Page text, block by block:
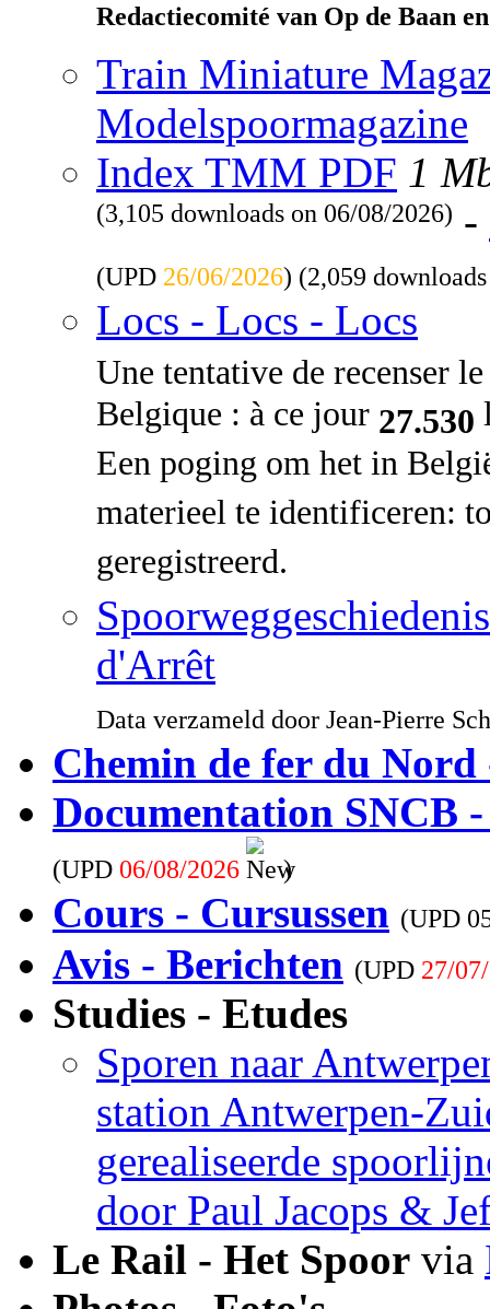
Redactiecomité van Op de Baan
Train Miniature
Modelspoormagazine
Index TMM PDF 1
(3,105 downloads on 06/08/2026) -
(UPD 26/06/2026) (2,059
Locs - Locs - Locs
Une tentative de recenser
Belgique : à ce jour 27.530
Een poging om het in
materieel te identificeren:
geregistreerd.
d'Arrêt
Data verzameld door Jean-Pierre
Chemin de fer du Nord
Documentation SNCB
(UPD 06/08/2026 )
Cours - Cursussen (UPD
Avis - Berichten (UPD 27/
Studies - Etudes
Sporen naar
station Antwerpen-
gerealiseerde
door Paul Jacops &
Le Rail - Het Spoor via